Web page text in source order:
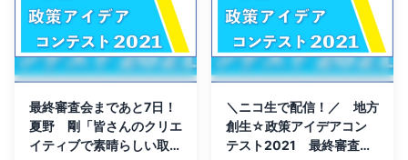
最終審査会まであと7日！
夏野 剛「皆さんのクリエ
イティブで素晴らしい取り
＼ニコ生で配信！／ 地方
創生☆政策アイデアコン
テスト2021 最終審査会